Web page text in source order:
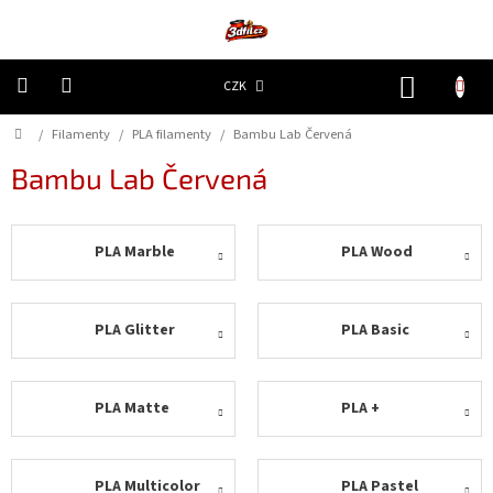
CZK
díly
ceny
Domů
/ Filamenty / PLA filamenty / Bambu Lab Červená
Bambu Lab Červená
PLA Marble PLA Wood
PLA Glitter PLA Basic
PLA Matte PLA +
PLA Multicolor PLA Pastel